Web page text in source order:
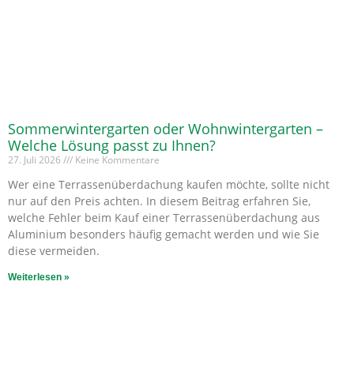
Sommerwintergarten oder Wohnwintergarten –
Welche Lösung passt zu Ihnen?
27. Juli 2026 Keine Kommentare
Wer eine Terrassenüberdachung kaufen möchte, sollte nicht
nur auf den Preis achten. In diesem Beitrag erfahren Sie,
welche Fehler beim Kauf einer Terrassenüberdachung aus
Aluminium besonders häufig gemacht werden und wie Sie
diese vermeiden.
Weiterlesen »